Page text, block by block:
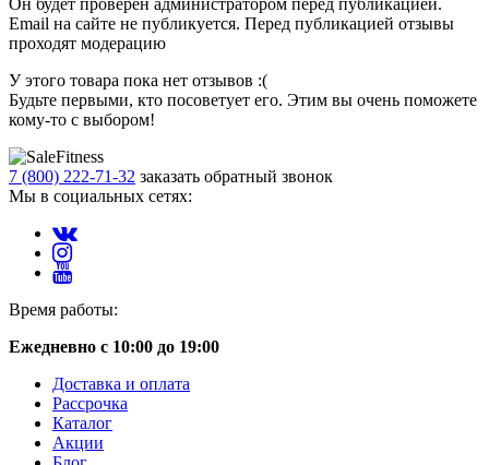
Email на сайте не публикуется. Перед публикацией отзывы
проходят модерацию
У этого товара пока нет отзывов :(
Будьте первыми, кто посоветует его. Этим вы очень поможете
кому-то с выбором!
7 (800) 222-71-32 заказать обратный звонок
Мы в социальных сетях:
Время работы:
Ежедневно с 10:00 до 19:00
Доставка и оплата
Рассрочка
Каталог
Акции